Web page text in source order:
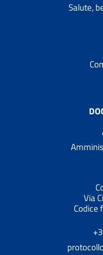
Salute,
Via
Codice